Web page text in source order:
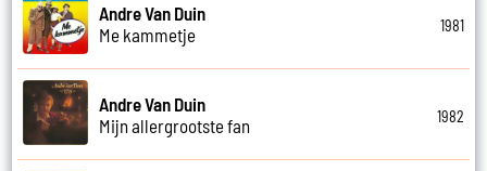
Andre Van Duin
Me kammetje
1981
Andre Van Duin
Mijn allergrootste fan
1982